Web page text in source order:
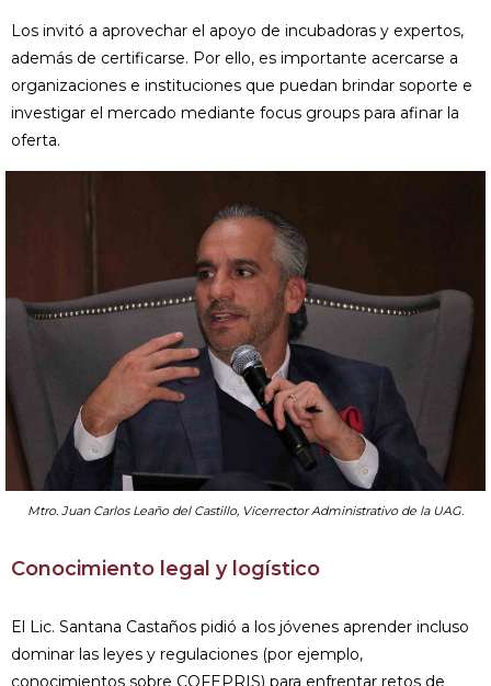
Los invitó a aprovechar el apoyo de incubadoras y expertos,
además de certificarse. Por ello, es importante acercarse a
organizaciones e instituciones que puedan brindar soporte e
investigar el mercado mediante focus groups para afinar la
oferta.
Mtro. Juan Carlos Leaño del Castillo, Vicerrector Administrativo de la UAG.
Conocimiento legal y logístico
El Lic. Santana Castaños pidió a los jóvenes aprender incluso
dominar las leyes y regulaciones (por ejemplo,
conocimientos sobre COFEPRIS) para enfrentar retos de